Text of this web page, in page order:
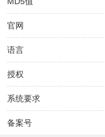
官网
语言
授权
系统要求
备案号